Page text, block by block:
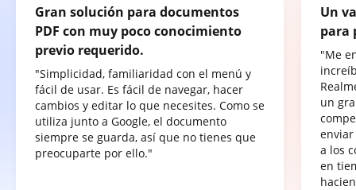
Gran solución para documentos
PDF con muy poco conocimiento
previo requerido.
"Simplicidad, familiaridad con el menú y
fácil de usar. Es fácil de navegar, hacer
cambios y editar lo que necesites. Como se
utiliza junto a Google, el documento
siempre se guarda, así que no tienes que
preocuparte por ello."
Un
para
"Me
un
a los
en